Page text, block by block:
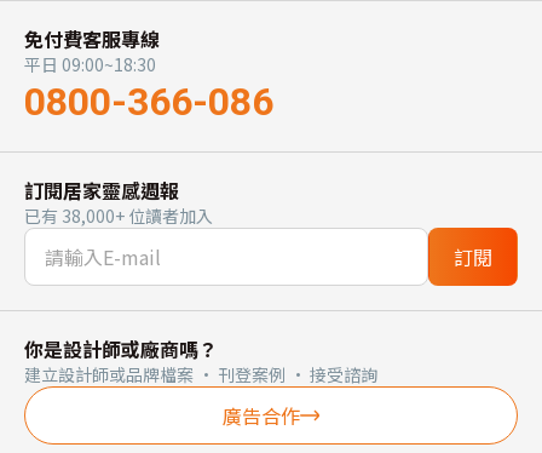
免付費客服專線
平日 09:00~18:30
0800-366-086
訂閱居家靈感週報
已有 38,000+ 位讀者加入
訂閱
你是設計師或廠商嗎？
建立設計師或品牌檔案 · 刊登案例 · 接受諮詢
廣告合作